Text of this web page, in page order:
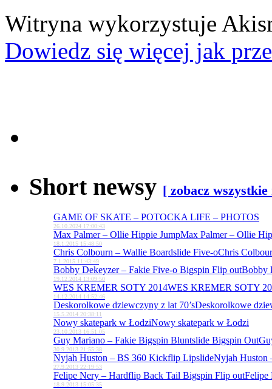
Witryna wykorzystuje
Dowiedz się więcej jak
Short newsy [ zobacz wszystkie
GAME OF SKATE – POTOCKA LIFE – PHOTOS
26.10.2024 17:00:43
Max Palmer – Ollie Hippie JumpMax Palmer – Ollie
18.1.2015 15:48:50
Chris Colbourn – Wallie Boardslide Five-oChris
7.1.2015 11:43:49
Bobby Dekeyzer – Fakie Five-o Bigspin Flip outBobby
19.12.2014 13:09:50
WES KREMER SOTY 2014WES KREMER SOTY
14.12.2014 14:52:46
Deskorolkowe dziewczyny z lat 70’sDeskorolkowe
15.5.2014 20:38:11
Nowy skatepark w ŁodziNowy skatepark w Łodzi
23.10.2013 16:51:05
Guy Mariano – Fakie Bigspin Bluntslide Bigspin Out
30.9.2013 21:55:38
Nyjah Huston – BS 360 Kickflip LipslideNyjah Huston
27.9.2013 22:19:53
Felipe Nery – Hardflip Back Tail Bigspin Flip outFelipe
18.9.2013 15:05:35